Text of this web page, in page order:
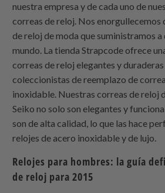
nuestra empresa y de cada uno de
correas de reloj. Nos enorgullecemos
de reloj de moda que suministramos
mundo. La tiendaStrapcodeofrece
correas de reloj elegantes y
coleccionistas de reemplazo de
inoxidable. Nuestras correas de reloj
Seiko no solo son elegantes y
son de alta calidad, lo que las hace
relojes de acero inoxidable y de lujo.
Relojes para hombres: la guía
de reloj para 2015